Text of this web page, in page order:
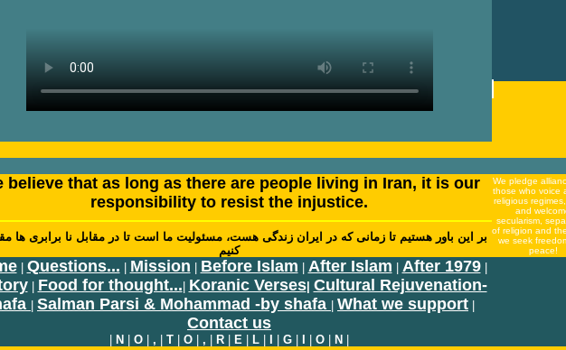
believe that as long as there are people living in Iran, it is our
responsibility to resist the injustice.
بر اين باور هستيم تا زمانی که در ايران زندگی هست، مسئوليت ما است تا در مقابل نا برابری ها
کنيم
We pledge
those who voice
religious
and
secularism,
of religion and
we seek
peace!
| Questions... Mission Before Islam After Islam After 1979|
| Food for thought... Koranic Verses| Cultural Rejuvenation-
Salman Parsi & Mohammad -by shafa What we support
Contact us
N O , T O , R E L G O N